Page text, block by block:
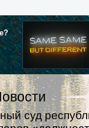
суд